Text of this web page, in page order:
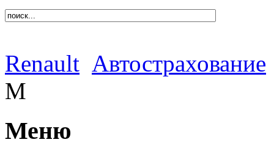
Renault Автострахование
М
Меню